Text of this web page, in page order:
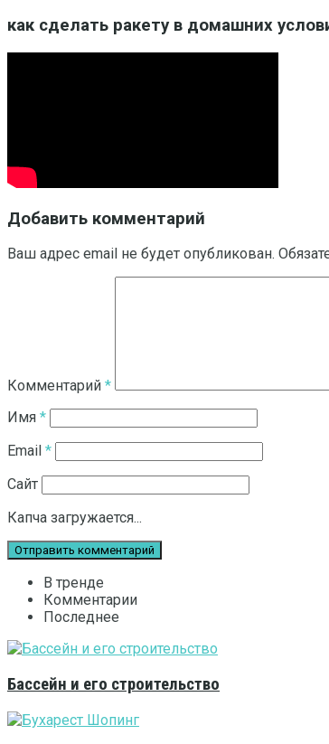
как сделать ракету в домашних
Добавить комментарий
Ваш адрес email не будет опубликован.
Комментарий *
Имя *
Email *
Сайт
Капча загружается...
В тренде
Комментарии
Последнее
Бассейн и его строительство